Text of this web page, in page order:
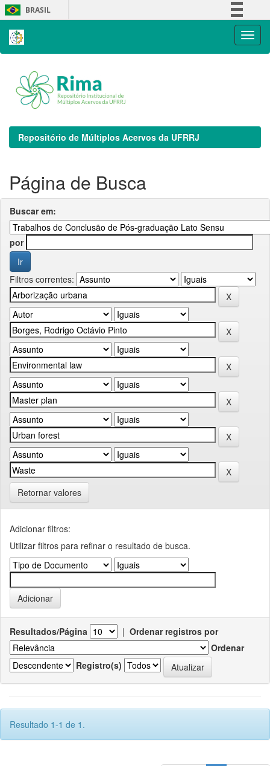
Skip
navigation
BRASIL
Repositório de Múltiplos Acervos da UFRRJ
Página de Busca
Buscar em:
por
Filtros correntes:
Retornar valores
Adicionar filtros:
Utilizar filtros para refinar o resultado de busca.
Resultados/Página | Ordenar registros por
Ordenar
Registro(s)
Resultado 1-1 de 1.